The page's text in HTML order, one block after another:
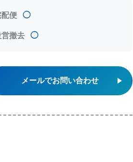
配便 ◯
営撤去 ◯
メールでお問い合わせ